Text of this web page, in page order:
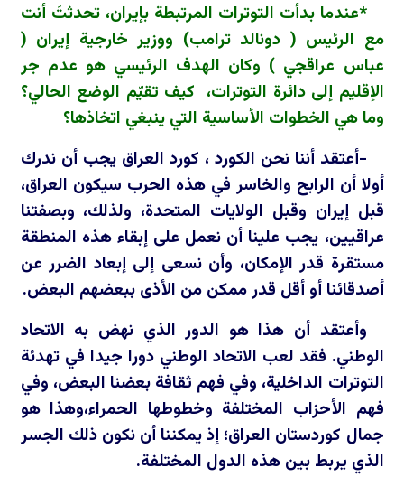
*عندما بدأت التوترات المرتبطة بإيران، تحدثتَ أنت
مع الرئيس ( دونالد ترامب) ووزير خارجية إيران (
عباس عراقجي ) وكان الهدف الرئيسي هو عدم جر
الإقليم إلى دائرة التوترات، كيف تقيّم الوضع الحالي؟
وما هي الخطوات الأساسية التي ينبغي اتخاذها؟
-أعتقد أننا نحن الكورد ، كورد العراق يجب أن ندرك
أولا أن الرابح والخاسر في هذه الحرب سيكون العراق،
قبل إيران وقبل الولايات المتحدة، ولذلك، وبصفتنا
عراقيين، يجب علينا أن نعمل على إبقاء هذه المنطقة
مستقرة قدر الإمكان، وأن نسعى إلى إبعاد الضرر عن
أصدقائنا أو أقل قدر ممكن من الأذى ببعضهم البعض.
وأعتقد أن هذا هو الدور الذي نهض به الاتحاد
الوطني. فقد لعب الاتحاد الوطني دورا جيدا في تهدئة
التوترات الداخلية، وفي فهم ثقافة بعضنا البعض، وفي
فهم الأحزاب المختلفة وخطوطها الحمراء،وهذا هو
جمال كوردستان العراق؛ إذ يمكننا أن نكون ذلك الجسر
الذي يربط بين هذه الدول المختلفة.